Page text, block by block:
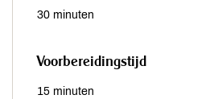
30 minuten
Voorbereidingstijd
15 minuten